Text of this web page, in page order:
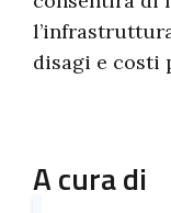
disagi e costi
A cura di